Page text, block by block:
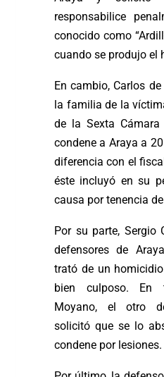
responsabilice
conocido como
cuando se produjo el
En cambio, Carlos
la familia de la
de la Sexta
condene a Araya a
diferencia con el
éste incluyó en su
causa por tenencia
Por su parte, Sergio
defensores de
trató de un
bien culposo. En
Moyano, el otro
solicitó que se lo
condene por lesiones.